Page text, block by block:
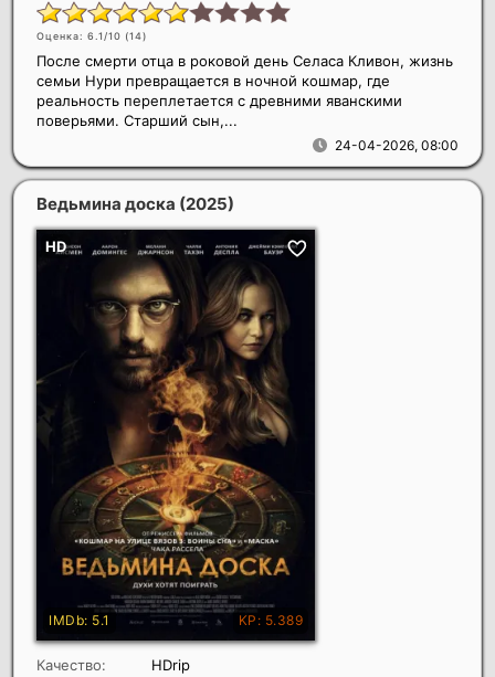
Оценка: 6.1/10 (14)
24-04-2026, 08:00
После смерти отца в роковой день Селаса Кливон, жизнь
семьи Нури превращается в ночной кошмар, где
реальность переплетается с древними яванскими
поверьями. Старший сын,...
Ведьмина доска (2025)
Качество:
HDrip